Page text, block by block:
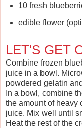
10 fresh
edible flower
LET'S GET
Combine frozen
juice in a bowl.
powdered gelatin
In a bowl, combine
the amount of heavy
juice. Mix well until
Heat the rest of the